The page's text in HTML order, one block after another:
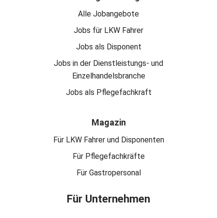
Alle Jobangebote
Jobs für LKW Fahrer
Jobs als Disponent
Jobs in der Dienstleistungs- und
Einzelhandelsbranche
Jobs als Pflegefachkraft
Magazin
Für LKW Fahrer und Disponenten
Für Pflegefachkräfte
Für Gastropersonal
Für Unternehmen